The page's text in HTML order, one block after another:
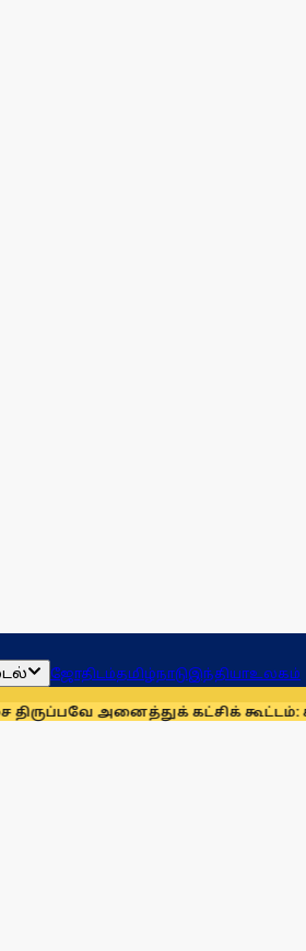
ஜோதிடம்தமிழ்நாடுஇந்தியாஉலகம்
அனைத்துக் கட்சிக் கூட்டம்: கனிமொழி